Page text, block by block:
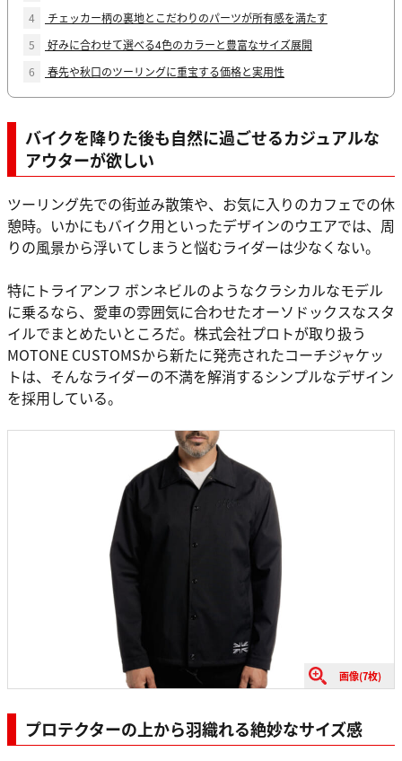
4
チェッカー柄の裏地とこだわりのパーツが所有感を満たす
5
好みに合わせて選べる4色のカラーと豊富なサイズ展開
6
春先や秋口のツーリングに重宝する価格と実用性
バイクを降りた後も自然に過ごせるカジュアルな
アウターが欲しい
ツーリング先での街並み散策や、お気に入りのカフェでの休
憩時。いかにもバイク用といったデザインのウエアでは、周
りの風景から浮いてしまうと悩むライダーは少なくない。
特にトライアンフ ボンネビルのようなクラシカルなモデル
に乗るなら、愛車の雰囲気に合わせたオーソドックスなスタ
イルでまとめたいところだ。株式会社プロトが取り扱う
MOTONE CUSTOMSから新たに発売されたコーチジャケッ
トは、そんなライダーの不満を解消するシンプルなデザイン
を採用している。
画像(7枚)
プロテクターの上から羽織れる絶妙なサイズ感